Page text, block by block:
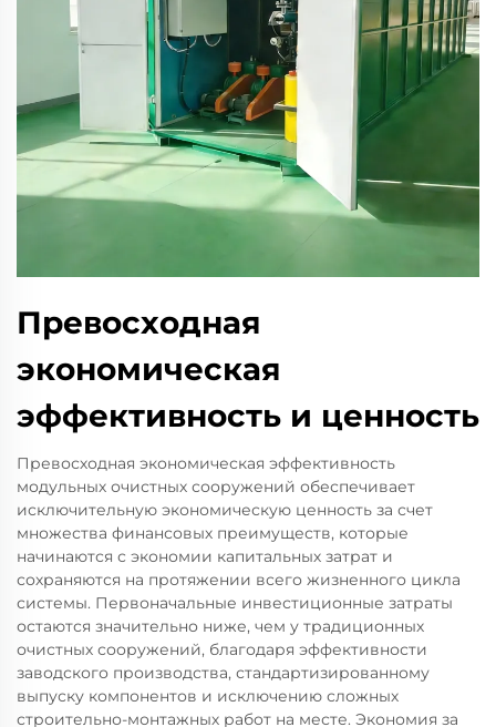
Превосходная
экономическая
эффективность и ценность
Превосходная экономическая эффективность
модульных очистных сооружений обеспечивает
исключительную экономическую ценность за счет
множества финансовых преимуществ, которые
начинаются с экономии капитальных затрат и
сохраняются на протяжении всего жизненного цикла
системы. Первоначальные инвестиционные затраты
остаются значительно ниже, чем у традиционных
очистных сооружений, благодаря эффективности
заводского производства, стандартизированному
выпуску компонентов и исключению сложных
строительно-монтажных работ на месте. Экономия за